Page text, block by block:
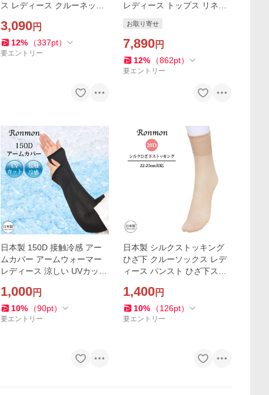
ス レディース クルーネック
カジュアル ラウンドヘム お
しゃれ かわいい
3,090円
12% （337pt）
要エントリー
レディース トップス リネン
ブラウス 長袖トップス 体型
カバー ゆったり t05
お取り寄せ
7,890円
12% （862pt）
要エントリー
日本製 150D 接触冷感 アー
ムカバー アームウォーマー
レディース 涼しい UVカット
ブラック 黒 紫外線対策グッ
ズ ドライブ グローブ
1,000円
10% （90pt）
要エントリー
日本製 シルクストッキング
ひざ下 クルーソックス レデ
ィース パンスト ひざ下スト
下型 靴下タイプ 膝下 おしゃ
れ 足 綺麗 敏感肌
1,400円
10% （126pt）
要エントリー